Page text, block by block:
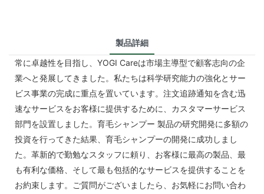
製品詳細
常に卓越性を目指し、YOGI Careは市場主導型で顧客志向の企
業へと発展してきました。私たちは科学研究能力の強化とサー
ビス事業の完成に重点を置いています。注文追跡通知を含む迅
速なサービスをお客様に提供するために、カスタマーサービス
部門を設置しました。育毛シャンプー 製品の研究開発に多額の
投資を行ってきた結果、育毛シャンプーの開発に成功しまし
た。革新的で勤勉なスタッフに頼り、お客様に最高の製品、最
も有利な価格、そして最も包括的なサービスを提供することを
お約束します。ご質問がございましたら、お気軽にお問い合わ